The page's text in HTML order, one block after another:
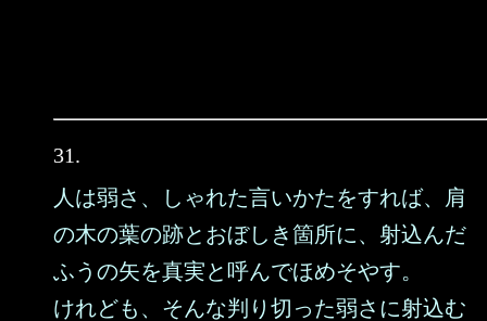
31.
人は弱さ、しゃれた言いかたをすれば、肩
の木の葉の跡とおぼしき箇所に、射込んだ
ふうの矢を真実と呼んでほめそやす。
けれども、そんな判り切った弱さに射込む